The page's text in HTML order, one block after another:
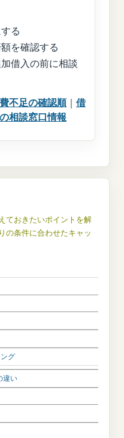
る
を確認する
借入の前に相談
不足の確認順｜ 借
相談窓口情報
ておきたいポイントを解
の条件に合わせたキャッ
グ
違い